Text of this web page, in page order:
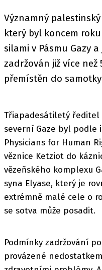
Významný
který byl koncem
silami v Pásmu Gazy
zadržován již více
přemístěn do
Třiapadesátiletý ředitel
severní Gaze byl podle
Physicians for Human
věznice Ketziot do
vězeňského komplexu
syna Elyase, který je
extrémně malé cele o
se sotva může posadit.
Podmínky zadržování
provázené